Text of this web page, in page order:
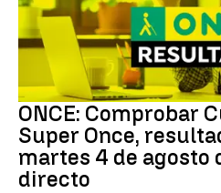
ONCE
ONCE: Comprobar
Super Once,
martes 4 de agosto
directo